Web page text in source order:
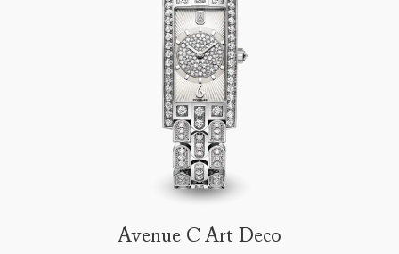
Avenue C Art Deco